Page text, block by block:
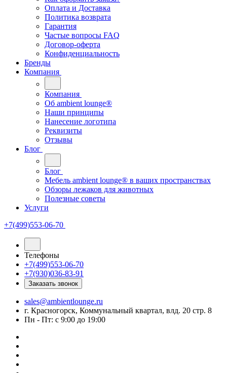
Оплата и Доставка
Политика возврата
Гарантия
Частые вопросы FAQ
Договор-оферта
Конфиденциальность
Бренды
Компания
Компания
Oб ambient lounge®
Наши принципы
Нанесение логотипа
Реквизиты
Отзывы
Блог
Блог
Мебель ambient lounge® в ваших пространствах
Обзоры лежаков для животных
Полезные советы
Услуги
+7(499)553-06-70
Телефоны
+7(499)553-06-70
+7(930)036-83-91
Заказать звонок
sales@ambientlounge.ru
г. Красногорск, Коммунальный квартал, влд. 20 стр. 8
Пн - Пт: с 9:00 до 19:00